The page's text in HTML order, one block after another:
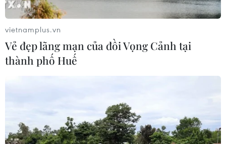
Phó Tổng Biên tập: NGUYỄN THỊ TÁM, KHÚC THANH
THỦY
vietnamplus.vn
Vẻ đẹp lãng mạn của đồi Vọng Cảnh tại
thành phố Huế